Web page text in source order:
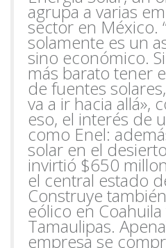
agrupa a varias
sector en México.
solamente es un
sino económico.
más barato tener
de fuentes
va a ir hacia allá»,
eso, el interés de
como Enel:
solar en el
invirtió $650
el central estado
Construye
eólico en
Tamaulipas.
empresa se